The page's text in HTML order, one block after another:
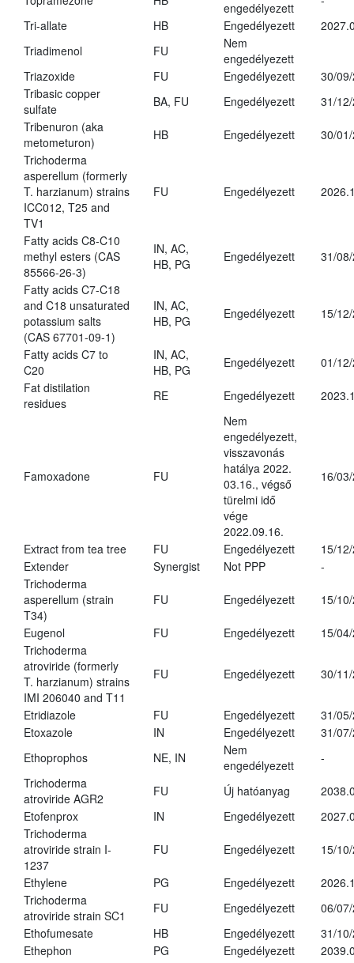
engedélyezett
Tri-allate
HB Engedélyezett
Triadimenol
FU
Nem
engedélyezett
Triazoxide
FU Engedélyezett
30/
Tribasic copper
sulfate
BA, FU Engedélyezett
31/
Tribenuron (aka
metometuron)
HB Engedélyezett
30/
Trichoderma
asperellum (formerly
T. harzianum) strains
ICC012, T25 and
TV1
FU Engedélyezett
Fatty acids C8-C10
methyl esters (CAS
85566-26-3)
IN, AC,
HB, PG
Engedélyezett 31/
Fatty acids C7-C18
and C18 unsaturated
potassium salts
(CAS 67701-09-1)
IN, AC,
HB, PG
Engedélyezett 15/
Fatty acids C7 to
C20
IN, AC,
HB, PG
Engedélyezett
01/
Fat distilation
residues
RE Engedélyezett
Famoxadone FU
Nem
engedélyezett,
visszavonás
hatálya 2022.
03.16., végső
türelmi idő
vége
2022.09.16.
16/
Extract from tea tree FU Engedélyezett
15/
Extender
Synergist Not PPP
-
Trichoderma
asperellum (strain
T34)
FU Engedélyezett 15/
Eugenol FU Engedélyezett
15/
Trichoderma
atroviride (formerly
T. harzianum) strains
IMI 206040 and T11
FU Engedélyezett 30/
Etridiazole FU Engedélyezett
31/
Etoxazole
IN Engedélyezett
31/
Ethoprophos
NE, IN
Nem
engedélyezett
-
Trichoderma
atroviride AGR2
FU Új hatóanyag
Etofenprox
IN Engedélyezett
Trichoderma
atroviride strain I-
1237
FU Engedélyezett 15/
Ethylene PG Engedélyezett
Trichoderma
atroviride strain SC1
FU Engedélyezett
06/
Ethofumesate
HB Engedélyezett
31/
Ethephon
PG Engedélyezett